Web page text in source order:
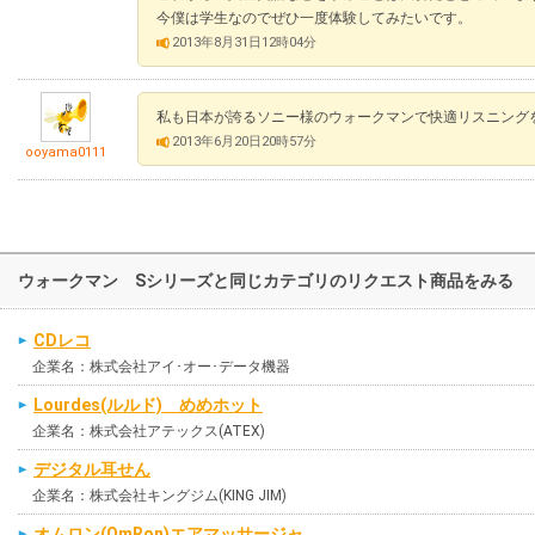
今僕は学生なのでぜひ一度体験してみたいです。
2013年8月31日12時04分
ooyama0111
私も日本が誇るソニー様のウォークマンで快適リスニング
2013年6月20日20時57分
ウォークマン Sシリーズと同じカテゴリのリクエスト商品をみる
CDレコ
企業名：株式会社アイ･オー･データ機器
Lourdes(ルルド) めめホット
企業名：株式会社アテックス(ATEX)
デジタル耳せん
企業名：株式会社キングジム(KING JIM)